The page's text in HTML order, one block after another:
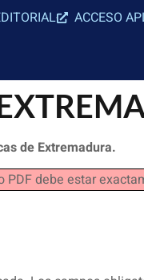
ACCESO
de Extremadura.
PDF debe estar